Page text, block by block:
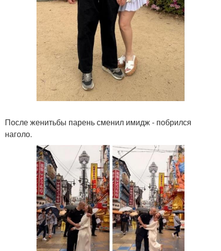
После женитьбы парень сменил имидж - побрился
наголо.